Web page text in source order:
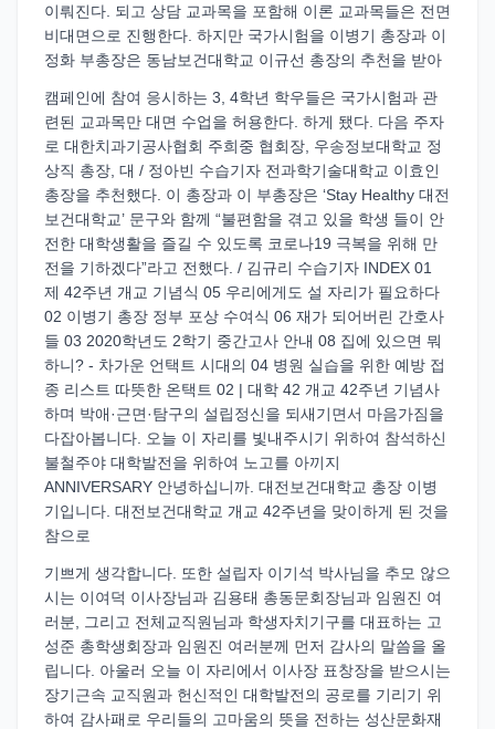
이뤄진다. 되고 상담 교과목을 포함해 이론 교과목들은 전면
비대면으로 진행한다. 하지만 국가시험을 이병기 총장과 이
정화 부총장은 동남보건대학교 이규선 총장의 추천을 받아
캠페인에 참여 응시하는 3, 4학년 학우들은 국가시험과 관
련된 교과목만 대면 수업을 허용한다. 하게 됐다. 다음 주자
로 대한치과기공사협회 주희중 협회장, 우송정보대학교 정
상직 총장, 대 / 정아빈 수습기자 전과학기술대학교 이효인
총장을 추천했다. 이 총장과 이 부총장은 ‘Stay Healthy 대전
보건대학교’ 문구와 함께 “불편함을 겪고 있을 학생 들이 안
전한 대학생활을 즐길 수 있도록 코로나19 극복을 위해 만
전을 기하겠다”라고 전했다. / 김규리 수습기자 INDEX 01
제 42주년 개교 기념식 05 우리에게도 설 자리가 필요하다
02 이병기 총장 정부 포상 수여식 06 재가 되어버린 간호사
들 03 2020학년도 2학기 중간고사 안내 08 집에 있으면 뭐
하니? - 차가운 언택트 시대의 04 병원 실습을 위한 예방 접
종 리스트 따뜻한 온택트 02 | 대학 42 개교 42주년 기념사
하며 박애·근면·탐구의 설립정신을 되새기면서 마음가짐을
다잡아봅니다. 오늘 이 자리를 빛내주시기 위하여 참석하신
불철주야 대학발전을 위하여 노고를 아끼지
ANNIVERSARY 안녕하십니까. 대전보건대학교 총장 이병
기입니다. 대전보건대학교 개교 42주년을 맞이하게 된 것을
참으로
기쁘게 생각합니다. 또한 설립자 이기석 박사님을 추모 않으
시는 이여덕 이사장님과 김용태 총동문회장님과 임원진 여
러분, 그리고 전체교직원님과 학생자치기구를 대표하는 고
성준 총학생회장과 임원진 여러분께 먼저 감사의 말씀을 올
립니다. 아울러 오늘 이 자리에서 이사장 표창장을 받으시는
장기근속 교직원과 헌신적인 대학발전의 공로를 기리기 위
하여 감사패로 우리들의 고마움의 뜻을 전하는 성산문화재